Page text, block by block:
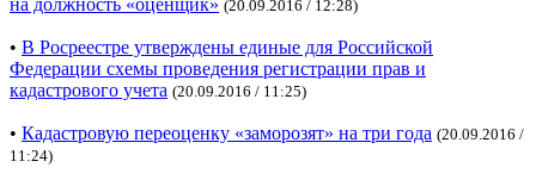
на должность «оценщик» (20.09.2016 / 12:28)
• В Росреестре утверждены единые для Российской
Федерации схемы проведения регистрации прав и
кадастрового учета (20.09.2016 / 11:25)
• Кадастровую переоценку «заморозят» на три года (20.09.2016 /
11:24)